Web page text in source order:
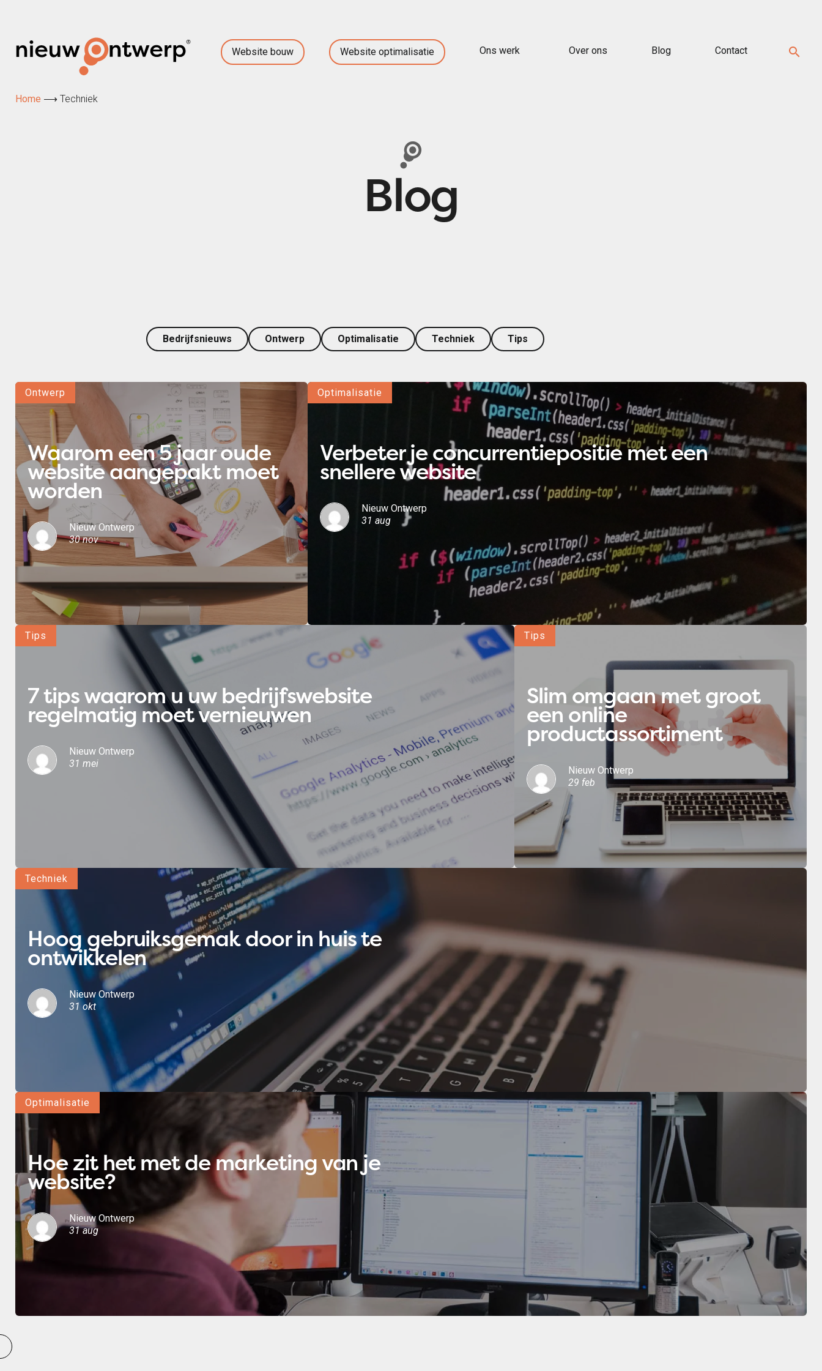
Website bouw Website optimalisatie Ons werk Over ons Blog Contact search
Website bouw
Website optimalisatie
Ons werk
Over ons
Home ⟶ Techniek
Blog
Bedrijfsnieuws Ontwerp Optimalisatie Techniek Tips
Ontwerp
Waarom een 5 jaar oude
website aangepakt moet
worden
Nieuw Ontwerp
30 nov
Optimalisatie
Verbeter je concurrentiepositie met een
snellere website
Nieuw Ontwerp
31 aug
Recent
Tips
7 tips waarom u uw bedrijfswebsite
regelmatig moet vernieuwen
Nieuw Ontwerp
31 mei
Tips
Slim omgaan met groot
een online
productassortiment
Nieuw Ontwerp
29 feb
Techniek
Hoog gebruiksgemak door in huis te
ontwikkelen
Nieuw Ontwerp
31 okt
Optimalisatie
Hoe zit het met de marketing van je
website?
Nieuw Ontwerp
31 aug